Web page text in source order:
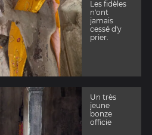
Les fidèles
n'ont
jamais
cessé d'y
prier.
Un très
jeune
bonze
officie